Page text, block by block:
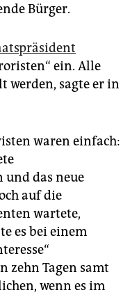
Bürger.
ein. Alle
werden, sagte er in
waren einfach:
und das neue
auf die
wartete,
es bei einem
zehn Tagen samt
wenn es im